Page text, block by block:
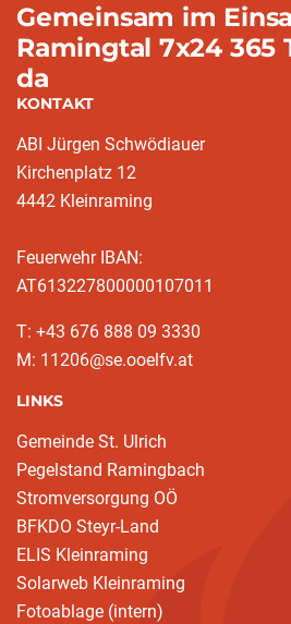
Gemeinsam im
Ramingtal 7x24 365
da
KONTAKT
ABI Jürgen Schwödiauer
Kirchenplatz 12
4442 Kleinraming
Feuerwehr IBAN:
AT613227800000107011
T: +43 676 888 09 3330
M: 11206@se.ooelfv.at
LINKS
Gemeinde St. Ulrich
Pegelstand Ramingbach
Stromversorgung OÖ
BFKDO Steyr-Land
ELIS Kleinraming
Solarweb Kleinraming
Fotoablage (intern)